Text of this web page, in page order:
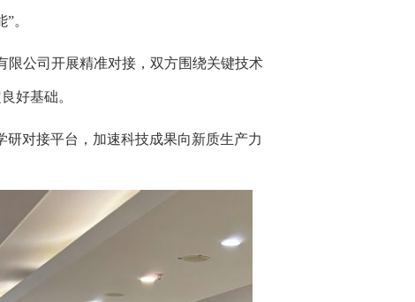
。
限公司开展精准对接，双方围绕关键技术
好基础。
研对接平台，加速科技成果向新质生产力